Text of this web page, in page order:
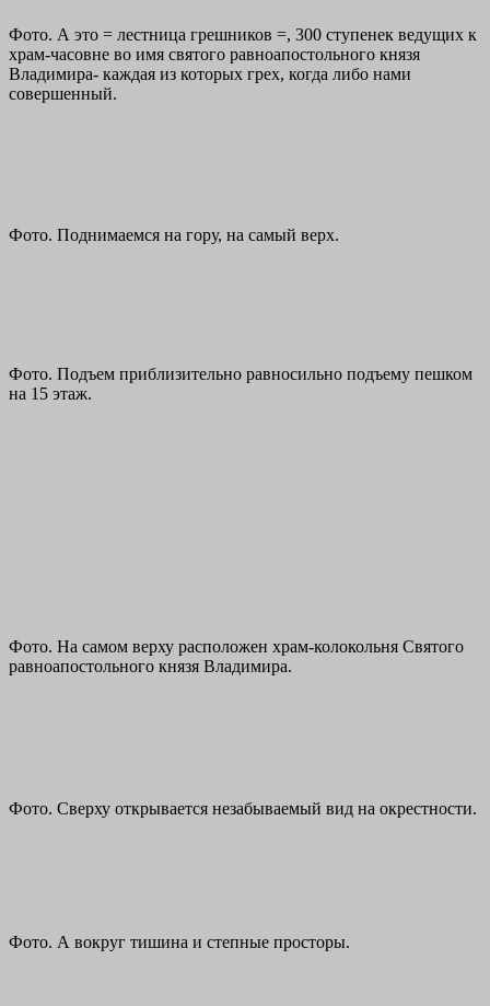
Фото. А это = лестница грешников =, 300 ступенек ведущих к
храм-часовне во имя святого равноапостольного князя
Владимира- каждая из которых грех, когда либо нами
совершенный.
Фото. Поднимаемся на гору, на самый верх.
Фото. Подъем приблизительно равносильно подъему пешком
на 15 этаж.
Фото. На самом верху расположен храм-колокольня Святого
равноапостольного князя Владимира.
Фото. Сверху открывается незабываемый вид на окрестности.
Фото. А вокруг тишина и степные просторы.